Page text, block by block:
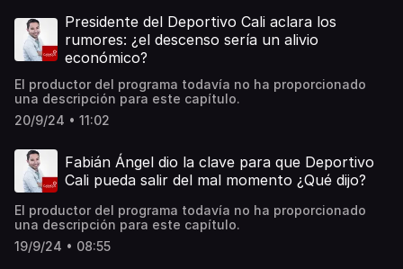
Presidente del Deportivo Cali aclara los
rumores: ¿el descenso sería un alivio
económico?
El productor del programa todavía no ha proporcionado
una descripción para este capítulo.
20/9/24 • 11:02
Fabián Ángel dio la clave para que Deportivo
Cali pueda salir del mal momento ¿Qué dijo?
El productor del programa todavía no ha proporcionado
una descripción para este capítulo.
19/9/24 • 08:55